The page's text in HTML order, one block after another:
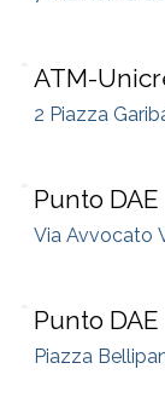
ATM-
2 Piazza
Punto DAE
Via Avvocato
Punto DAE
Piazza